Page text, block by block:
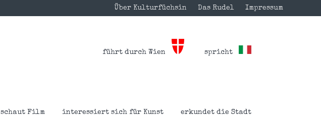
Über Kulturfüchsin Das Rudel Impressum
führt durch Wien spricht
schaut Film interessiert sich für Kunst
erkundet die Stadt